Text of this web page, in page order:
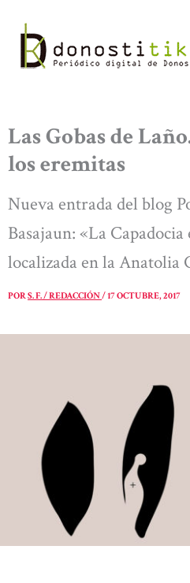
contenido
Las Gobas de
los eremitas
Nueva entrada del blog
Basajaun: «La
localizada en la
PORS. F. / REDACCIÓN/17 OCTUBRE, 2017